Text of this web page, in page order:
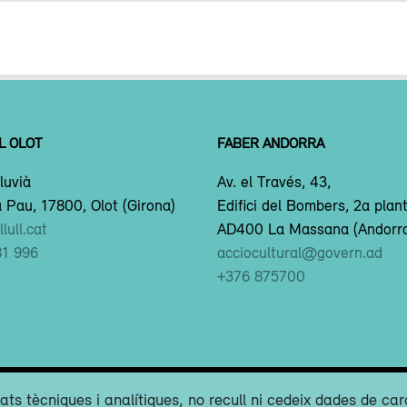
OLOT
17800, Olot (Girona)
996
FABER ANDORRA
Av. el Través, 43,
Edifici del Bombers, 2a
AD400 La Massana
acciocultural@govern.ad
+376 875700
tècniques i analítiques, no recull ni cedeix dades de